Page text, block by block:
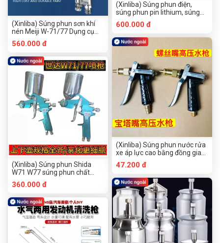
(Xinliba) Súng phun sơn khí
nén Meiji W-71/77 Dụng cụ
phun sơn nội thất ô tô gia đình
560.000 đ
(Xinliba) Súng phun Shida
W71 W77 súng phun chất
lượng cao có độ chính xác
cao, nồi trên và nồi dưới, đồ
nội thất, sửa màu, sửa chữa
diện tích nhỏ, súng phun sơn ô
tô khí nén, đường kính nhỏ,
súng phun đường kính lớn
360.000 đ
(Xinliba) Súng phun điện,
súng phun pin lithium, súng
phun nước áp suất cao điện,
súng phun sơn điện, súng bắn
đinh điện, súng phun nước
600.000 đ
(Xinliba) Súng phun nước rửa
xe áp lực cao bằng đồng gia
dụng xả nước mạnh mẽ mặt
đất tưới hoa đầu súng kim loại
tăng áp rửa xe súng phun
nước miệng chùa răng ngoài
vít miệng 14mm 16mm
47.200 đ